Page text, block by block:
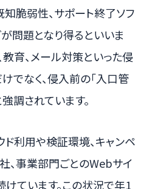
脆弱性、サポート終了ソフ
問題となり得るといいま
教育、メール対策といった侵
でなく、侵入前の「入口管
調されています。
利用や検証環境、キャンペ
、事業部門ごとのWebサイ
けています。この状況で年1